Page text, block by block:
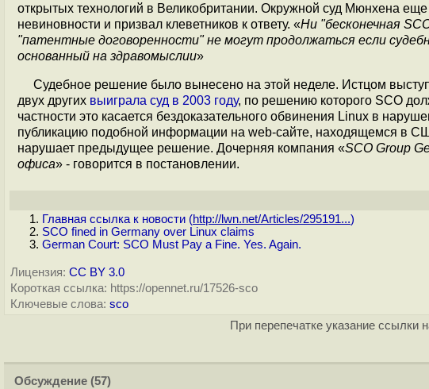
открытых технологий в Великобритании. Окружной суд Мюнхена
невиновности и призвал клеветников к ответу. «Ни "бесконечная
"патентные договоренности" не могут продолжаться если
основанный на здравомыслии»
Судебное решение было вынесено на этой неделе. Истцом
двух других выиграла суд в 2003 году, по решению которого SCO
частности это касается бездоказательного обвинения Linux в
публикацию подобной информации на web-сайте, находящемся в
нарушает предыдущее решение. Дочерняя компания «SCO Group
офиса» - говорится в постановлении.
Главная ссылка к новости (http://lwn.net/Articles/295191...)
SCO fined in Germany over Linux claims
German Court: SCO Must Pay a Fine. Yes. Again.
Лицензия: CC BY 3.0
Короткая ссылка: https://opennet.ru/17526-sco
Ключевые слова: sco
При перепечатке указание ссылки
Обсуждение (57)